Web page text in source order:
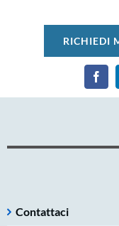
RICHIEDI
Contattaci